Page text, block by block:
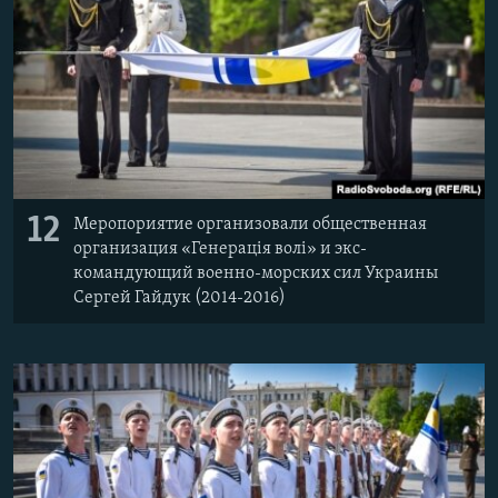
12
Меропориятие организовали общественная
организация «Генерація волі» и экс-
командующий военно-морских сил Украины
Сергей Гайдук (2014-2016)